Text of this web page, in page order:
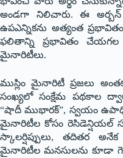
అండగా నిలిచారు. ఈ అర్బన్
ఉపఎన్నికను అత్యంత
ఫలితాన్ని ప్రభావితం చేయగల
మైనారిటీలు.
ముస్లిం మైనారిటీ ప్రజలు
సంఖ్యలో సంక్షేమ పథకాల
“షాదీ ముభారక్”, స్వయం ఉపాధి
మైనారిటీల కోసం రెసిడెన్షియల్
స్కాలర్షిప్పులు, తదితర
మైనారిటీల మనసులను కూడా